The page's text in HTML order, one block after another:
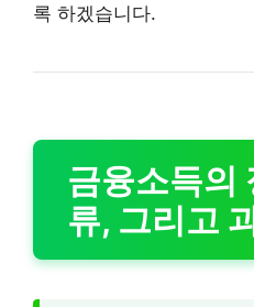
록 하겠습니다.
금융소득의
류, 그리고